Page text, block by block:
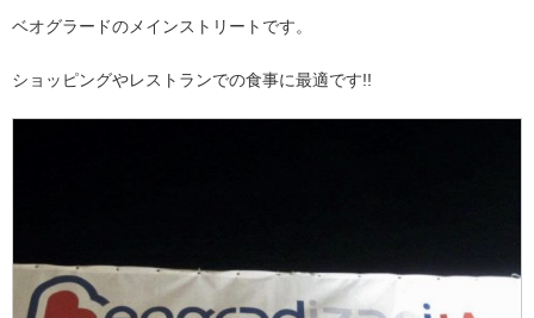
ベオグラードのメインストリートです。
ショッピングやレストランでの食事に最適です!!